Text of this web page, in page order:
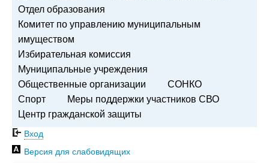
Отдел образования
Комитет по управлению муниципальным
имуществом
Избирательная комиссия
Муниципальные учреждения
Общественные организации
СОНКО
Спорт
Меры поддержки участников СВО
Центр гражданской защиты
Вход
Версия для слабовидящих